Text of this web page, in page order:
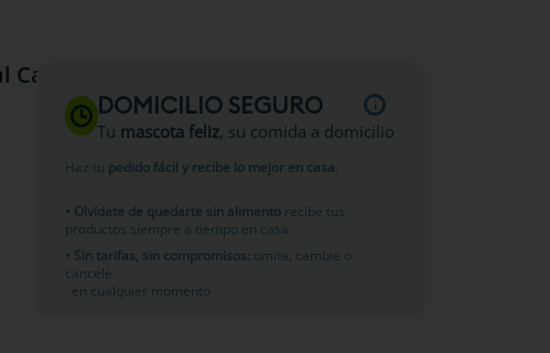
DOMICILIO SEGURO
Tu mascota feliz, su comida a domicilio
Haz tu pedido fácil y recibe lo mejor en casa
• Olvídate de quedarte sin alimentorecibe tus
productos siempre a tiempo en casa
• Sin tarifas, sin compromisos: omita, cambie o
cancele
en cualquier momento